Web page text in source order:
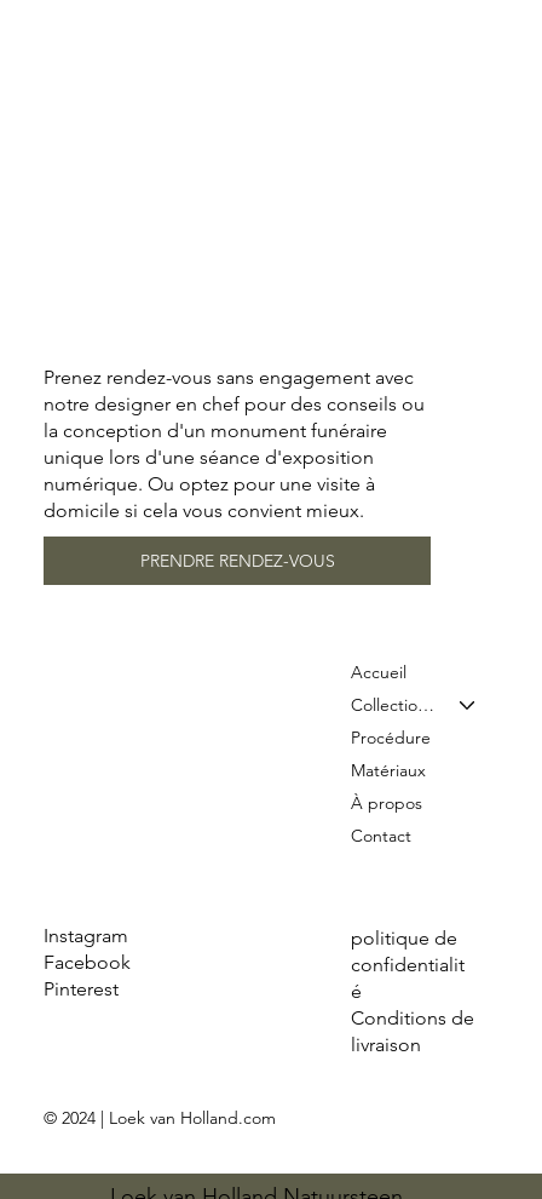
Instagram
Facebook
Pinterest
politique de
confidentialit
é
Conditions de
livraison
Accueil
Collection & Tarifs
Procédure
Matériaux
À propos
Contact
© 2024 | Loek van Holland.com
Prenez rendez-vous sans engagement avec
notre designer en chef pour des conseils ou
la conception d'un monument funéraire
unique lors d'une séance d'exposition
numérique. Ou optez pour une visite à
domicile si cela vous convient mieux.
PRENDRE RENDEZ-VOUS